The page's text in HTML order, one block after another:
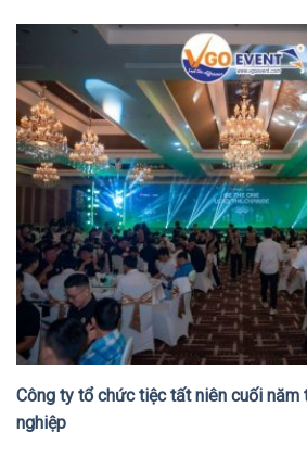
Công ty tổ chức tiệc tất niên cuối năm
nghiệp